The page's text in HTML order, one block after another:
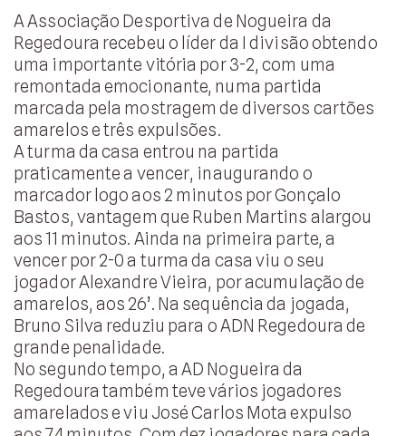
A Associação Desportiva de Nogueira da
Regedoura recebeu o líder da I divisão obtendo
uma importante vitória por 3-2, com uma
remontada emocionante, numa partida
marcada pela mostragem de diversos cartões
amarelos e três expulsões.
A turma da casa entrou na partida
praticamente a vencer, inaugurando o
marcador logo aos 2 minutos por Gonçalo
Bastos, vantagem que Ruben Martins alargou
aos 11 minutos. Ainda na primeira parte, a
vencer por 2-0 a turma da casa viu o seu
jogador Alexandre Vieira, por acumulação de
amarelos, aos 26’. Na sequência da jogada,
Bruno Silva reduziu para o ADN Regedoura de
grande penalidade.
No segundo tempo, a AD Nogueira da
Regedoura também teve vários jogadores
amarelados e viu José Carlos Mota expulso